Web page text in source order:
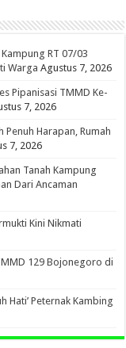
RT 07/03
Warga Agustus 7, 2026
Pipanisasi TMMD Ke-
7, 2026
Harapan, Rumah
7, 2026
Tanah Kampung
Dari Ancaman
Kini Nikmati
129 Bojonegoro di
Hati’ Peternak Kambing